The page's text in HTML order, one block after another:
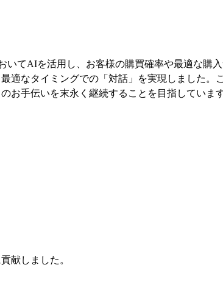
てAIを活用し、お客様の購買確率や最適な購
なタイミングでの「対話」を実現しました。
お手伝いを末永く継続することを目指しています
献しました。